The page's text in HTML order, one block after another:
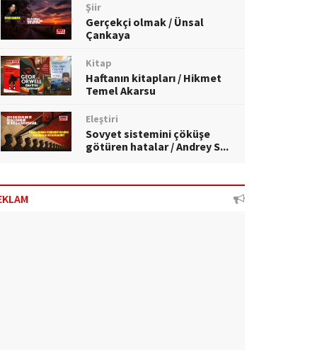
Şiir
Gerçekçi olmak / Ünsal
Çankaya
Kitap
Haftanın kitapları / Hikmet
Temel Akarsu
Eleştiri
Sovyet sistemini çöküşe
götüren hatalar / Andrey S...